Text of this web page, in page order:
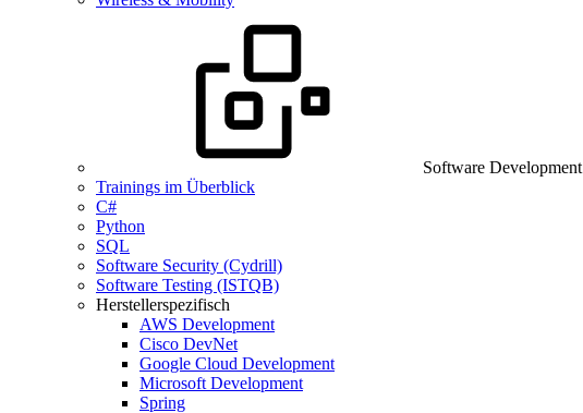
Software Development
Trainings im Überblick
C#
Python
SQL
Software Security (Cydrill)
Software Testing (ISTQB)
Herstellerspezifisch
AWS Development
Cisco DevNet
Google Cloud Development
Microsoft Development
Spring